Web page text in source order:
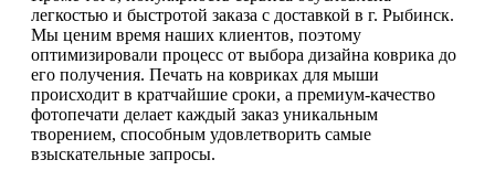
легкостью и быстротой заказа с доставкой в г. Рыбинск.
Мы ценим время наших клиентов, поэтому
оптимизировали процесс от выбора дизайна коврика до
его получения. Печать на ковриках для мыши
происходит в кратчайшие сроки, а премиум-качество
фотопечати делает каждый заказ уникальным
творением, способным удовлетворить самые
взыскательные запросы.